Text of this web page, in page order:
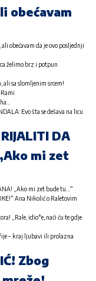
obećavam
obećavam da je ovo posljednji
želimo brz i potpun
ali sa slomljenim srcem!
Evo šta se dešava na licu
DA
mi zet
„Ako mi zet bude tu…“
Ana Nikolić o Raletovim
„Rale, idio*e, naći ću te gdje
– kraj ljubavi ili prolazna
Zbog